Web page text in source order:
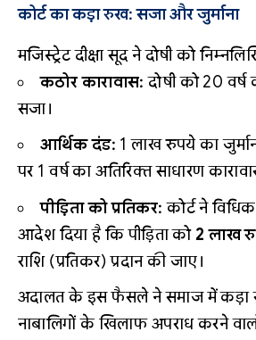
कोर्ट का कड़ा रुख: सजा और जुर्माना
मजिस्ट्रेट दीक्षा सूद ने दोषी को
कठोर कारावास: दोषी को 20
सजा।
आर्थिक दंड: 1 लाख रुपये का
पर 1 वर्ष का अतिरिक्त साधारण
पीड़िता को प्रतिकर: कोर्ट ने
आदेश दिया है कि पीड़िता को 2 लाख
राशि (प्रतिकर) प्रदान की जाए।
अदालत के इस फैसले ने समाज में कड़ा
नाबालिगों के खिलाफ अपराध करने